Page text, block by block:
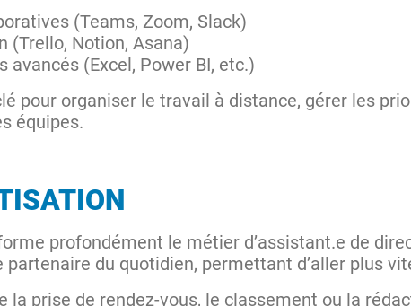
(Teams, Zoom, Slack)
(Trello, Notion, Asana)
avancés (Excel, Power BI, etc.)
pour organiser le travail à distance, gérer les
équipes.
profondément le métier d’assistant.e de
partenaire du quotidien, permettant d’aller plus
la prise de rendez-vous, le classement ou la